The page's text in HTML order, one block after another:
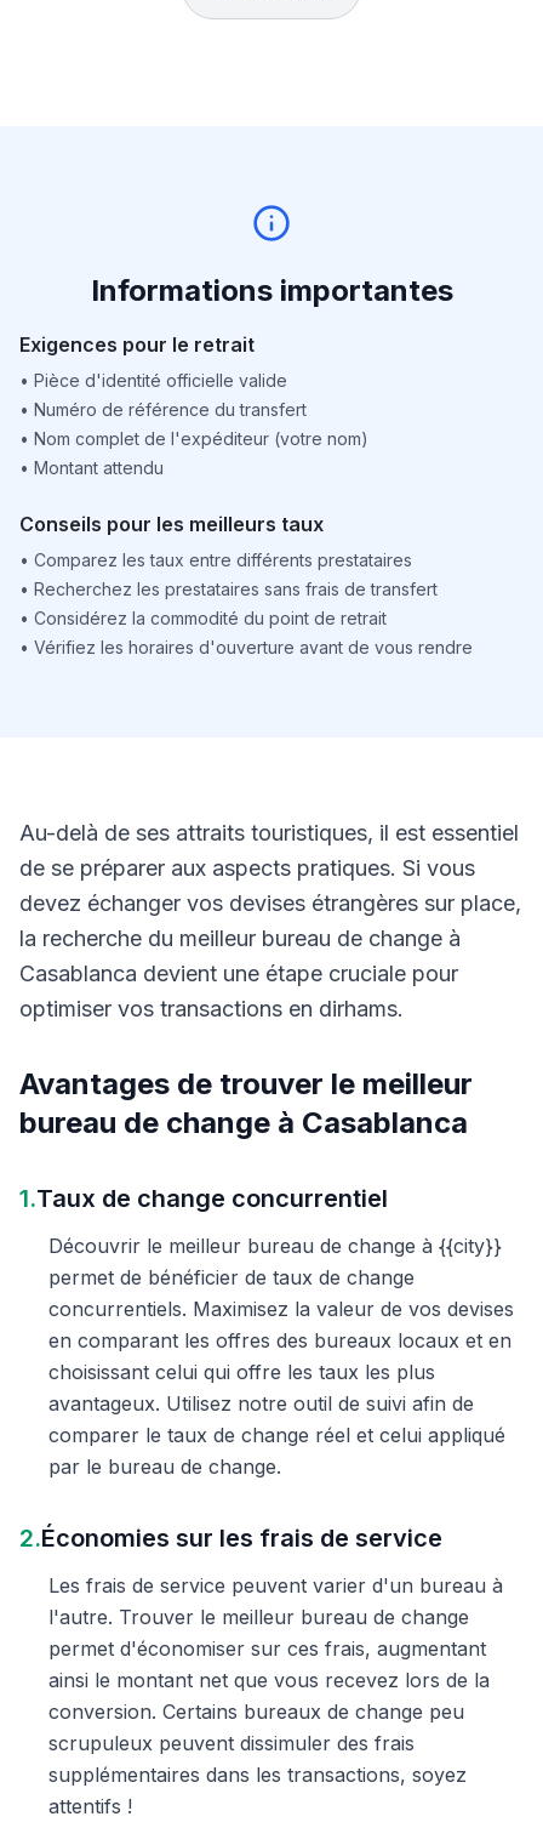
Informations importantes
Exigences pour le retrait
• Pièce d'identité officielle valide
• Numéro de référence du transfert
• Nom complet de l'expéditeur (votre nom)
• Montant attendu
Conseils pour les meilleurs taux
• Comparez les taux entre différents prestataires
• Recherchez les prestataires sans frais de transfert
• Considérez la commodité du point de retrait
• Vérifiez les horaires d'ouverture avant de vous rendre
Au-delà de ses attraits touristiques, il est essentiel
de se préparer aux aspects pratiques. Si vous
devez échanger vos devises étrangères sur place,
la recherche du meilleur bureau de change à
Casablanca devient une étape cruciale pour
optimiser vos transactions en dirhams.
Avantages de trouver le meilleur
bureau de change à Casablanca
1.Taux de change concurrentiel
Découvrir le meilleur bureau de change à {{city}}
permet de bénéficier de taux de change
concurrentiels. Maximisez la valeur de vos devises
en comparant les offres des bureaux locaux et en
choisissant celui qui offre les taux les plus
avantageux. Utilisez notre outil de suivi afin de
comparer le taux de change réel et celui appliqué
par le bureau de change.
2.Économies sur les frais de service
Les frais de service peuvent varier d'un bureau à
l'autre. Trouver le meilleur bureau de change
permet d'économiser sur ces frais, augmentant
ainsi le montant net que vous recevez lors de la
conversion. Certains bureaux de change peu
scrupuleux peuvent dissimuler des frais
supplémentaires dans les transactions, soyez
attentifs !